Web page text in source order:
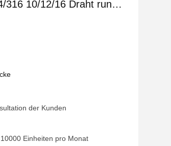
316 10/12/16 Draht rund
der Kunden
Einheiten pro Monat